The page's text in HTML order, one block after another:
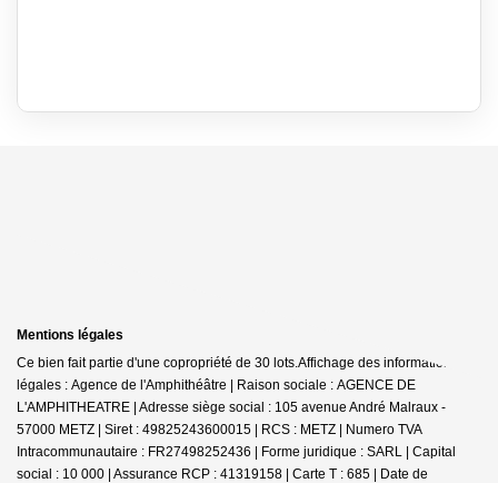
Mentions légales
Ce bien fait partie d'une copropriété de 30 lots.Affichage des informations
légales : Agence de l'Amphithéâtre | Raison sociale : AGENCE DE
L'AMPHITHEATRE | Adresse siège social : 105 avenue André Malraux -
57000 METZ | Siret : 49825243600015 | RCS : METZ | Numero TVA
Intracommunautaire : FR27498252436 | Forme juridique : SARL | Capital
social : 10 000 | Assurance RCP : 41319158 | Carte T : 685 | Date de